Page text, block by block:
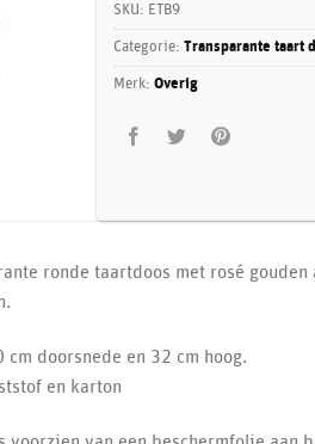
SKU: ETB9
Categorie: Transparante taart
Merk: Overig
ronde taartdoos met rosé
cm doorsnede en 32 cm hoog.
en karton